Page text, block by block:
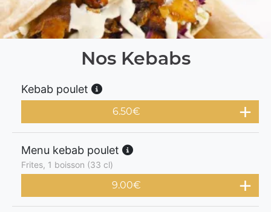
Nos Kebabs
Kebab poulet
6.50€
Menu kebab poulet
Frites, 1 boisson (33 cl)
9.00€